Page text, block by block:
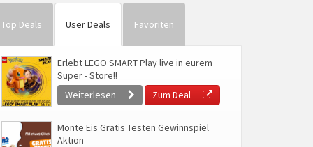
Top Deals User Deals Favoriten
Erlebt LEGO SMART Play live in eurem
Super - Store!!
Weiterlesen
Zum Deal
Monte Eis Gratis Testen Gewinnspiel
Aktion